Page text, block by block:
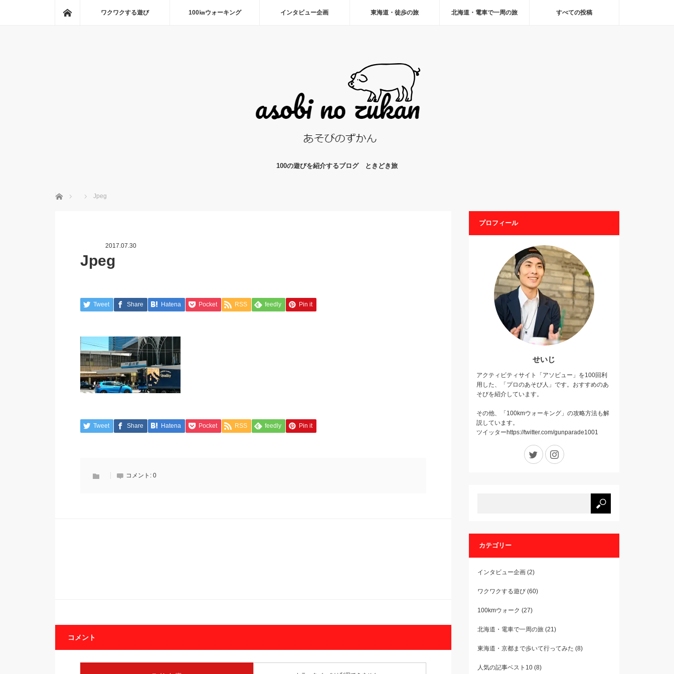
ホームワクワクする遊び 100㎞ウォーキング インタビュー企画 東海道・徒歩の旅 北海道・電車で一周の旅 すべての投稿
100の遊びを紹介するブログ ときどき旅
ホーム Jpeg
2017.07.30
Jpeg
Tweet Share Hatena Pocket RSS feedly Pin it
Tweet Share Hatena Pocket RSS feedly Pin it
コメント: 0
コメント
プロフィール
せいじ
アクティビティサイト「アソビュー」を100回利
用した、「プロのあそび人」です。おすすめのあ
そびを紹介しています。
その他、「100kmウォーキング」の攻略方法も解
説しています。
ツイッターhttps://twitter.com/gunparade1001
Twitter
カテゴリー
インタビュー企画(2)
ワクワクする遊び(60)
100kmウォーク (27)
北海道・電車で一周の旅 (21)
東海道・京都まで歩いて行ってみた (8)
人気の記事ベスト10(8)